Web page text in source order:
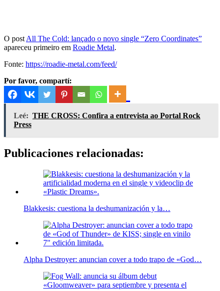
O post All The Cold: lançado o novo single “Zero Coordinates”
apareceu primeiro em Roadie Metal.
Fonte: https://roadie-metal.com/feed/
Por favor, compartí:
Leé: THE CROSS: Confira a entrevista ao Portal Rock
Press
Publicaciones relacionadas:
Blakkesis: cuestiona la deshumanización y la…
Alpha Destroyer: anuncian cover a todo trapo de «God…